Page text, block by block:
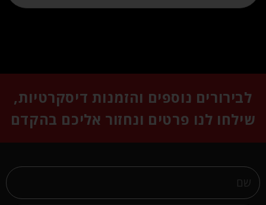
לבירורים נוספים והזמנות דיסקרטיות,
שילחו לנו פרטים ונחזור אליכם בהקדם